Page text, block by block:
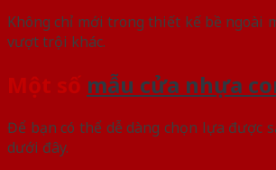
Không chỉ mới trong thiết kế bề ngoài
vượt trội khác.
Một số mẫu cửa nhựa
Để bạn có thể dễ dàng chọn lựa được
dưới đây.